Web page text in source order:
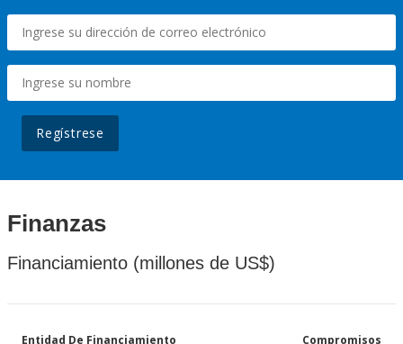
Regístrese
Finanzas
Financiamiento (millones de US$)
Entidad De Financiamiento Compromisos